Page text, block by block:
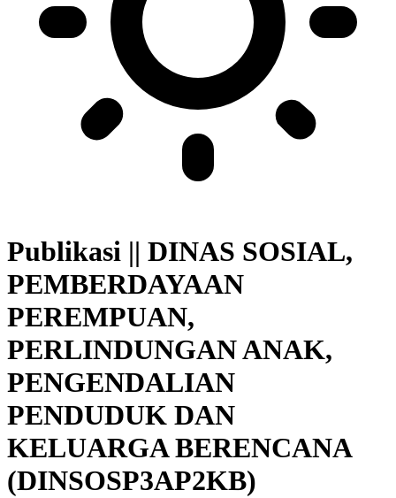
Publikasi || DINAS SOSIAL,
PEMBERDAYAAN
PEREMPUAN,
PERLINDUNGAN ANAK,
PENGENDALIAN
PENDUDUK DAN
KELUARGA BERENCANA
(DINSOSP3AP2KB)